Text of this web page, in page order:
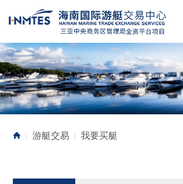
| 游艇交易 | 我要买艇